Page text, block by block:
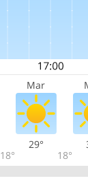
Mar
18°
29°
18°